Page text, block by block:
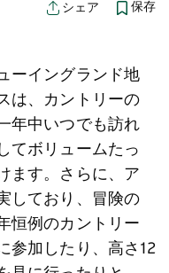
シェア 保存
ーイングランド地
は、カントリーの
年中いつでも訪れ
てボリュームたっ
ます。さらに、ア
しており、冒険の
恒例のカントリー
参加したり、高さ12